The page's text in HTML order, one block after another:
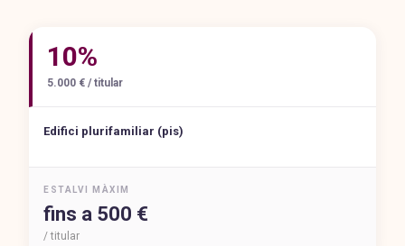
10%
5.000 € / titular
Edifici plurifamiliar (pis)
ESTALVI MÀXIM
fins a 500 €
/ titular